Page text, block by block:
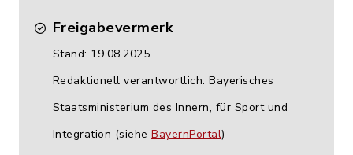
Freigabevermerk
Stand: 19.08.2025
Redaktionell verantwortlich: Bayerisches
Staatsministerium des Innern, für Sport und
Integration (siehe BayernPortal)